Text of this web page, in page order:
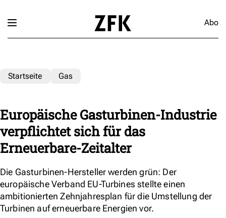
Abo
Startseite Gas
Europäische Gasturbinen-Industrie
verpflichtet sich für das
Erneuerbare-Zeitalter
Die Gasturbinen-Hersteller werden grün: Der
europäische Verband EU-Turbines stellte einen
ambitionierten Zehnjahresplan für die Umstellung der
Turbinen auf erneuerbare Energien vor.